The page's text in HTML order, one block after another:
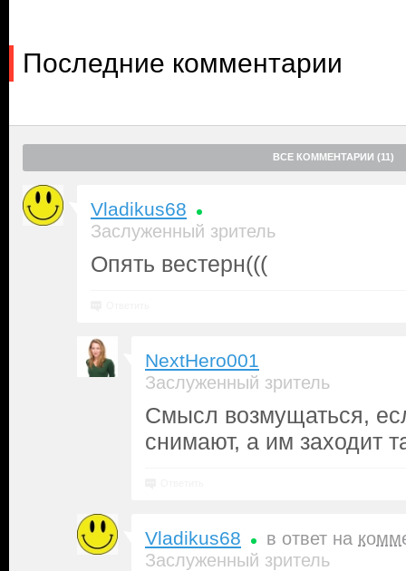
Последние комментарии
ВСЕ КОММЕНТАРИИ (11)
Vladikus68
Заслуженный зритель
Опять вестерн(((
NextHero001
Заслуженный зритель
Смысл возмущаться,
снимают, а им заходит
Vladikus68 в ответ на
Заслуженный зритель